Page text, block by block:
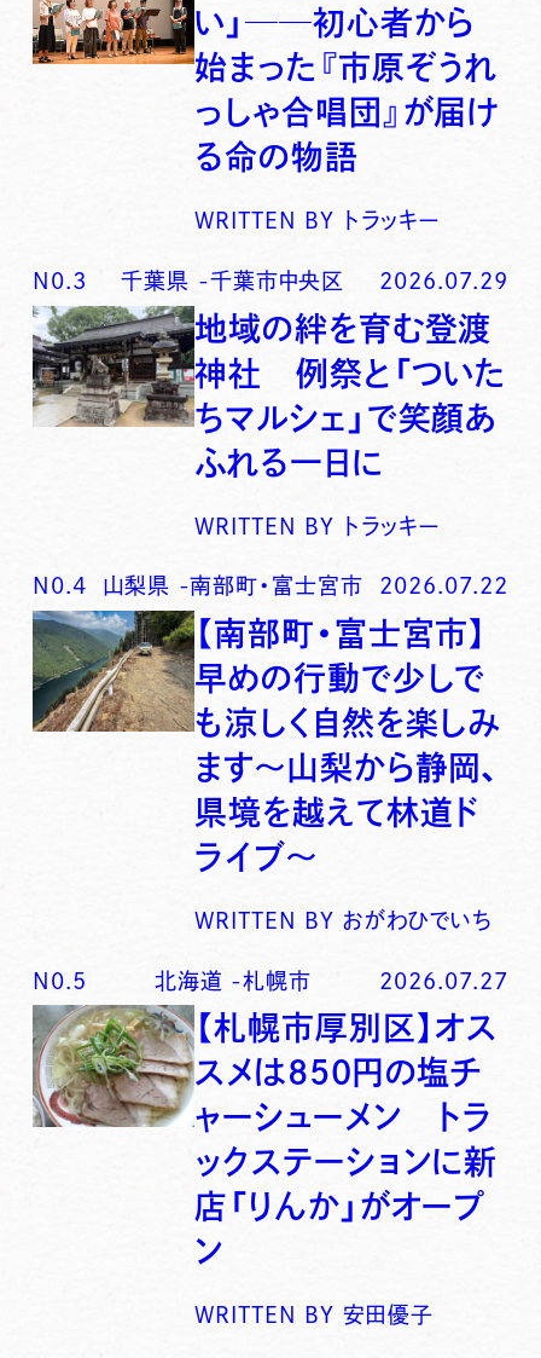
い」──初心者から
始まった『市原ぞうれ
っしゃ合唱団』が届け
る命の物語
WRITTEN BY トラッキー
N0. 3 千葉県 -千葉市中央区 2026.07.29
地域の絆を育む登渡
神社 例祭と「ついた
ちマルシェ」で笑顔あ
ふれる一日に
WRITTEN BY トラッキー
N0.4 山梨県 -南部町・富士宮市 2026.07.22
【南部町・富士宮市】
早めの行動で少しで
も涼しく自然を楽しみ
ます〜山梨から静岡、
県境を越えて林道ド
ライブ〜
WRITTEN BY おがわひでいち
N0. 5 北海道 -札幌市 2026.07.27
【札幌市厚別区】オス
スメは850円の塩チ
ャーシューメン トラ
ックステーションに新
店「りんか」がオープ
ン
WRITTEN BY 安田優子